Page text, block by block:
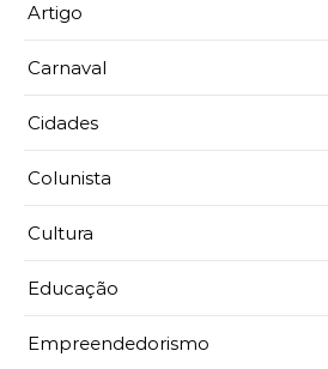
Artigo
Carnaval
Cidades
Colunista
Cultura
Educação
Empreendedorismo